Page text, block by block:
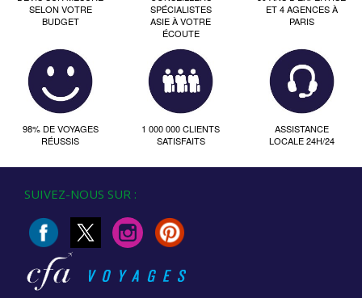
SELON VOTRE
BUDGET
SPÉCIALISTES
ASIE À VOTRE
ÉCOUTE
ET 4 AGENCES À
PARIS
98% DE VOYAGES
RÉUSSIS
1 000 000 CLIENTS
SATISFAITS
ASSISTANCE
LOCALE 24H/24
SUIVEZ-NOUS SUR :